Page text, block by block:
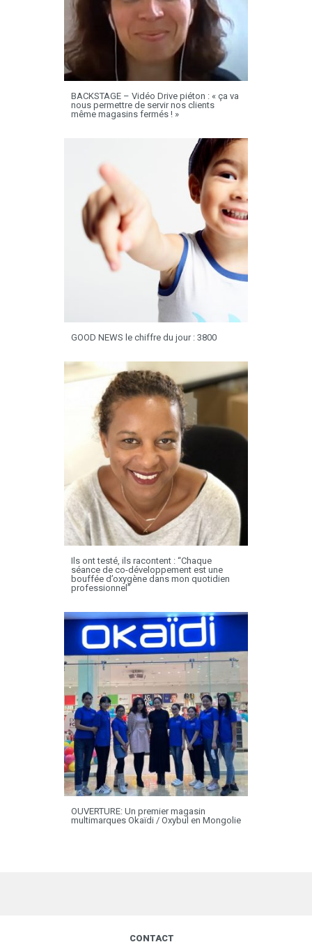
BACKSTAGE – Vidéo Drive piéton : « ça va
nous permettre de servir nos clients
même magasins fermés ! »
GOOD NEWS le chiffre du jour : 3800
Ils ont testé, ils racontent : “Chaque
séance de co-développement est une
bouffée d’oxygène dans mon quotidien
professionnel”
OUVERTURE: Un premier magasin
multimarques Okaïdi / Oxybul en Mongolie
CONTACT